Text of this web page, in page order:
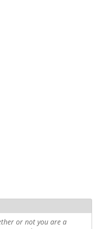
or not you are a